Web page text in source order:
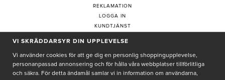
REKLAMATION
LOGGA IN
KUNDTJÄNST
PRENUMERERA PÅ NYHETSBREV
VI SKRÄDDARSYR DIN UPPLEVELSE
Vi använder cookies för att ge dig en personlig shoppingupplevelse,
personanpassad annonsering och för hålla våra webbplatser tillförlitliga
och säkra. För detta ändamål samlar vi in information om användarna,